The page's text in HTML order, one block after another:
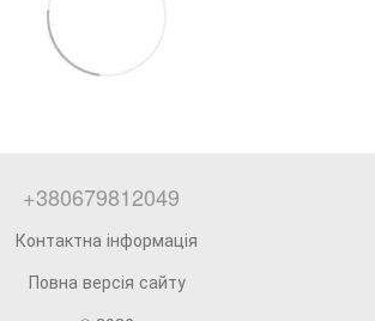
+380679812049
Контактна інформація
Повна версія сайту